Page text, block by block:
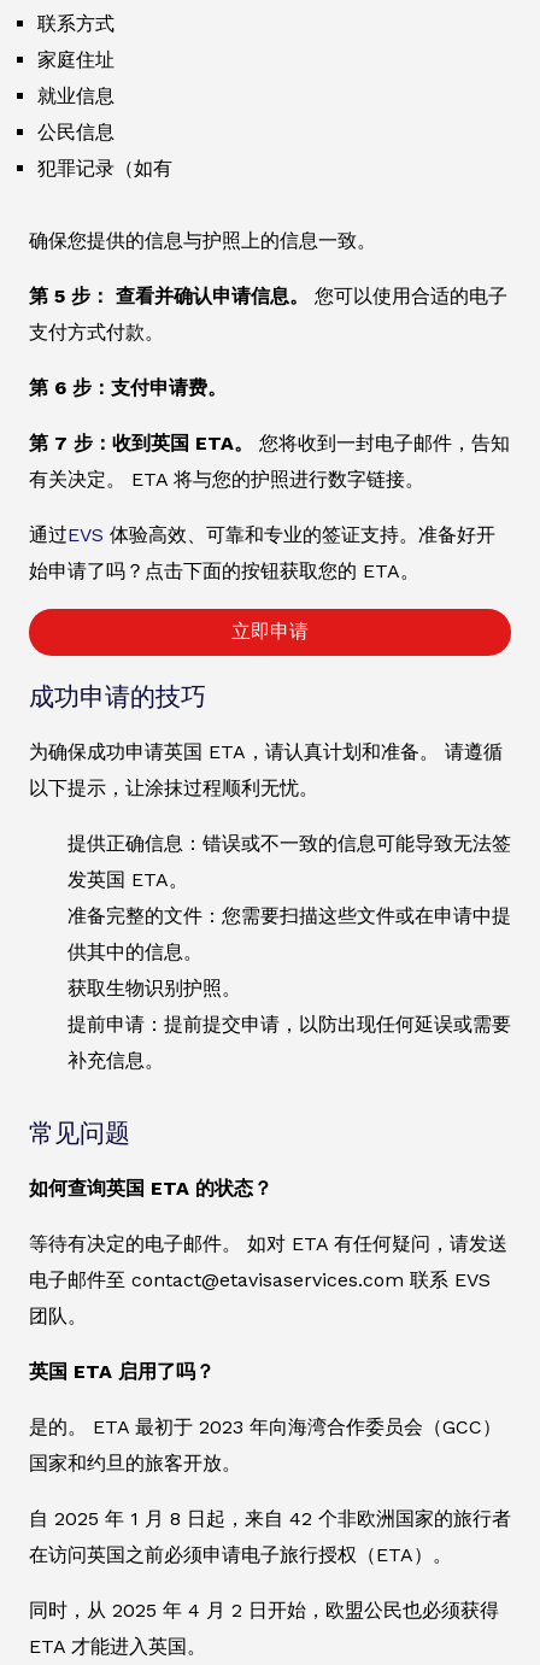
联系方式
家庭住址
就业信息
公民信息
犯罪记录（如有
确保您提供的信息与护照上的信息一致。
第 5 步： 查看并确认申请信息。
您可以使用合适的电子
支付方式付款。
第 6 步：支付申请费。
第 7 步：收到英国 ETA。
您将收到一封电子邮件，告知
有关决定。 ETA 将与您的护照进行数字链接。
通过EVS 体验高效、可靠和专业的签证支持。准备好开
始申请了吗？点击下面的按钮获取您的 ETA。
立即申请
成功申请的技巧
为确保成功申请英国 ETA，请认真计划和准备。 请遵循
以下提示，让涂抹过程顺利无忧。
提供正确信息：错误或不一致的信息可能导致无法签
发英国 ETA。
准备完整的文件：您需要扫描这些文件或在申请中提
供其中的信息。
获取生物识别护照。
提前申请：提前提交申请，以防出现任何延误或需要
补充信息。
常见问题
如何查询英国 ETA 的状态？
等待有决定的电子邮件。 如对 ETA 有任何疑问，请发送
电子邮件至 contact@etavisaservices.com 联系 EVS
团队。
英国 ETA 启用了吗？
是的。 ETA 最初于 2023 年向海湾合作委员会（GCC）
国家和约旦的旅客开放。
自 2025 年 1 月 8 日起，来自 42 个非欧洲国家的旅行者
在访问英国之前必须申请电子旅行授权（ETA）。
同时，从 2025 年 4 月 2 日开始，欧盟公民也必须获得
ETA 才能进入英国。